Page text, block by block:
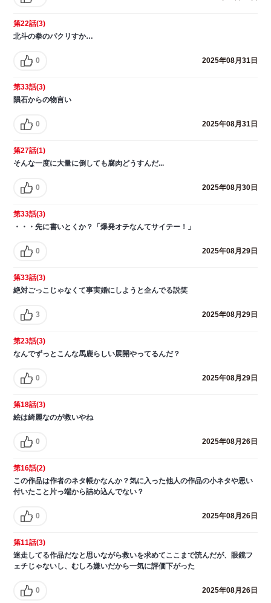
第22話(3)
北斗の拳のパクリすか…
0 2025年08月31日
第33話(3)
隕石からの物言い
0 2025年08月31日
第27話(1)
そんな一度に大量に倒しても腐肉どうすんだ...
0 2025年08月30日
第33話(3)
・・・先に書いとくか？「爆発オチなんてサイテー！」
0 2025年08月29日
第33話(3)
絶対ごっこじゃなくて事実婚にしようと企んでる説笑
3 2025年08月29日
第23話(3)
なんでずっとこんな馬鹿らしい展開やってるんだ？
0 2025年08月29日
第18話(3)
絵は綺麗なのが救いやね
0 2025年08月26日
第16話(2)
この作品は作者のネタ帳かなんか？気に入った他人の作品の小ネタや思い
付いたこと片っ端から詰め込んでない？
0 2025年08月26日
第11話(3)
迷走してる作品だなと思いながら救いを求めてここまで読んだが、眼鏡フ
ェチじゃないし、むしろ嫌いだから一気に評価下がった
0 2025年08月26日